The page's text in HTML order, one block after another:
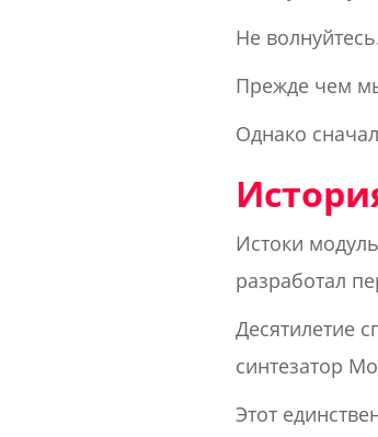
Не
Прежде чем
Однако
Истоки
разработал
Десятилетие
синтезатор
Этот